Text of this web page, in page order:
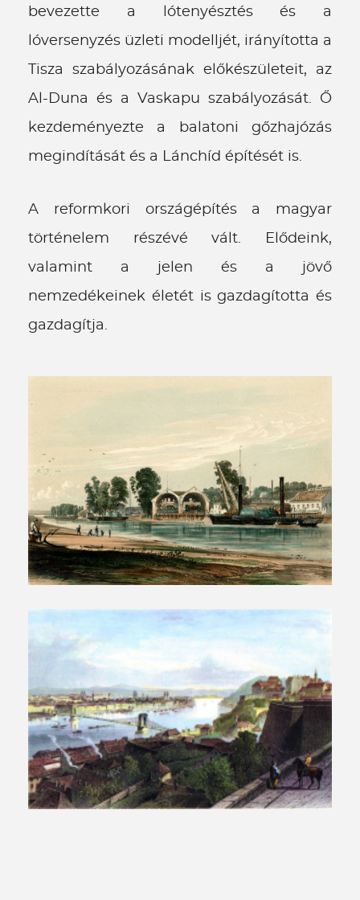
bevezette a lótenyésztés és a
lóversenyzés üzleti modelljét, irányította a
Tisza szabályozásának előkészületeit, az
Al-Duna és a Vaskapu szabályozását. Ő
kezdeményezte a balatoni gőzhajózás
megindítását és a Lánchíd építését is.
A reformkori országépítés a magyar
történelem részévé vált. Elődeink,
valamint a jelen és a jövő
nemzedékeinek életét is gazdagította és
gazdagítja.